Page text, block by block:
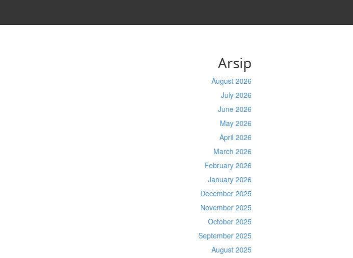
Arsip
August 2026
July 2026
June 2026
May 2026
April 2026
March 2026
February 2026
January 2026
December 2025
November 2025
October 2025
September 2025
August 2025